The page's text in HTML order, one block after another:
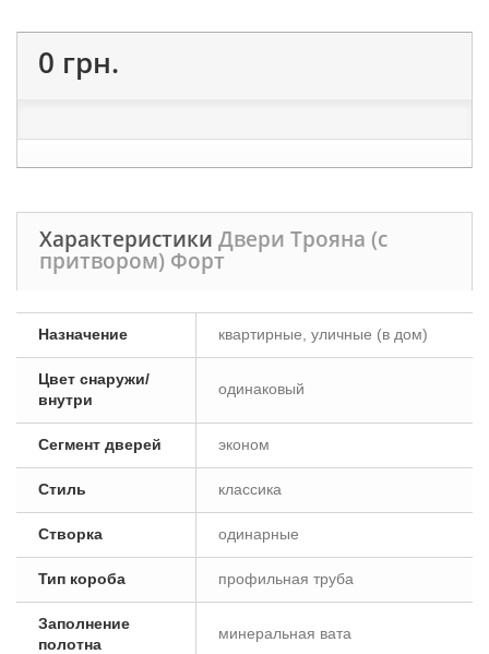
0 грн.
Характеристики Двери Трояна (с
притвором) Форт
Назначение квартирные, уличные (в дом)
Цвет снаружи/
внутри
одинаковый
Сегмент дверей эконом
Стиль классика
Створка одинарные
Тип короба профильная труба
Заполнение
полотна
минеральная вата